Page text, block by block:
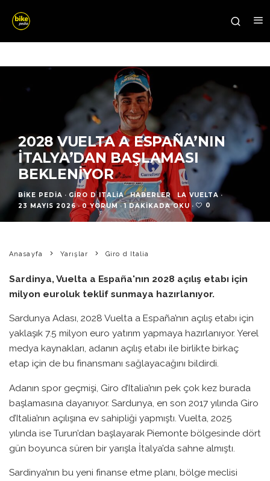
2028 VUELTA A ESPAÑA’NIN
İTALYA’DAN BAŞLAMASI
BEKLENIYOR
BIKE PEDIA · GIRO D ITALIA HABERLER LA VUELTA ·
23 MAYIS 2026 · 0 YORUM · 1 DAKIKADA OKU · 0
Anasayfa Yarışlar Giro d Italia
Sardinya, Vuelta a España'nın 2028 açılış etabı için
milyon euroluk teklif sunmaya hazırlanıyor.
Sardunya Adası, 2028 Vuelta a España’nın açılış etabı için
yaklaşık 7.5 milyon euro yatırım yapmaya hazırlanıyor. Yerel
medya kaynakları, adanın açılış etabı ile birlikte birkaç
etap için de bu finansmanı sağlayacağını bildirdi.
Adanın spor geçmişi, Giro d’Italia’nın pek çok kez burada
başlamasına dayanıyor. Sardunya, en son 2017 yılında Giro
d’Italia’nın açılışına ev sahipliği yapmıştı. Vuelta, 2025
yılında ise Turun’dan başlayarak Piemonte bölgesinde dört
gün boyunca süren bir yarışla İtalya’da sahne almıştı.
Sardinya’nın bu yeni finanse etme planı, bölge meclisi